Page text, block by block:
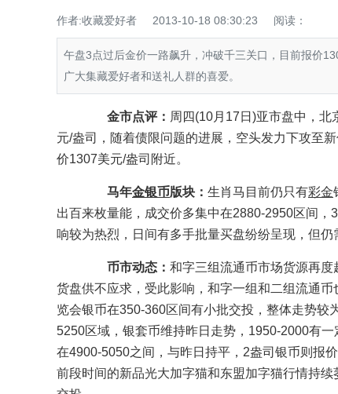
作者:收藏爱好者 2013-10-18 08:30:23 阅读：
午盘3点过后金价一路飙升，冲破千三关口，目前报价
广大集藏爱好者和送礼人群的喜爱。
金市点评： 周四(10月17日)亚市盘中，
元/盎司，随着债限问题的进展，空头发力下攻至
价1307美元/盎司附近。
马年金银币版块： 生肖马目前仍只有彩金
出百来枚量能，成交价多集中在2880-2950区间
响较为热烈，日间有多手批量买盘纷纷呈现，但
币市动态： 和字三组流通币市场货源再
货盘供不应求，受此影响，和字一组和二组流通
览会银币在350-360区间有小批交投，整体走势
5250区域，银套币维持昨日走势，1950-2000有
在4900-5050之间，与昨日持平，2盎司银币则报
前段时间的新品光大加字猫和东盟加字猫行情持